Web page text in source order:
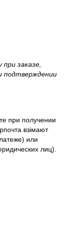
заказе,
подтверждении
при получении
взімают
или
лиц).